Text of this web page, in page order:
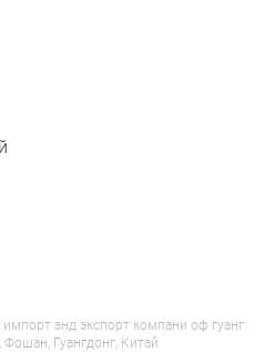
энд экспорт компани оф гуанг
Фошан, Гуангдонг, Китай